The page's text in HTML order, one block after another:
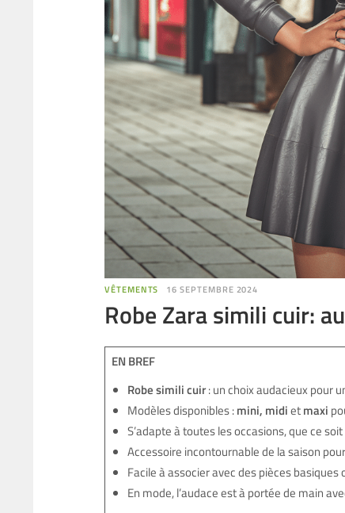
VÊTEMENTS 16 SEPTEMBRE 2024
Robe Zara simili cuir:
EN BREF
Robe simili cuir: un choix audacieux pour
Modèles disponibles :mini, midietmaxi
S’adapte à toutes les occasions, que ce
Accessoire incontournable de la saison
Facile à associer avec des pièces
En mode, l’audace est à portée de main